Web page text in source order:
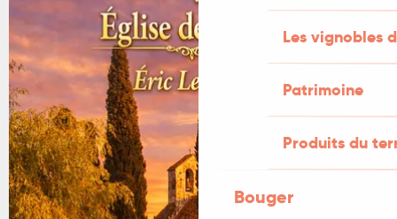
Les vignobles
Patrimoine
Produits du
Bouger